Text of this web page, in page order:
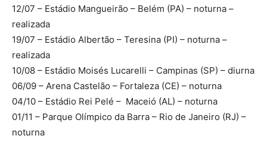
12/07 – Estádio Mangueirão – Belém (PA) – noturna –
realizada
19/07 – Estádio Albertão – Teresina (PI) – noturna –
realizada
10/08 – Estádio Moisés Lucarelli – Campinas (SP) – diurna
06/09 – Arena Castelão – Fortaleza (CE) – noturna
04/10 – Estádio Rei Pelé – Maceió (AL) – noturna
01/11 – Parque Olímpico da Barra – Rio de Janeiro (RJ) –
noturna